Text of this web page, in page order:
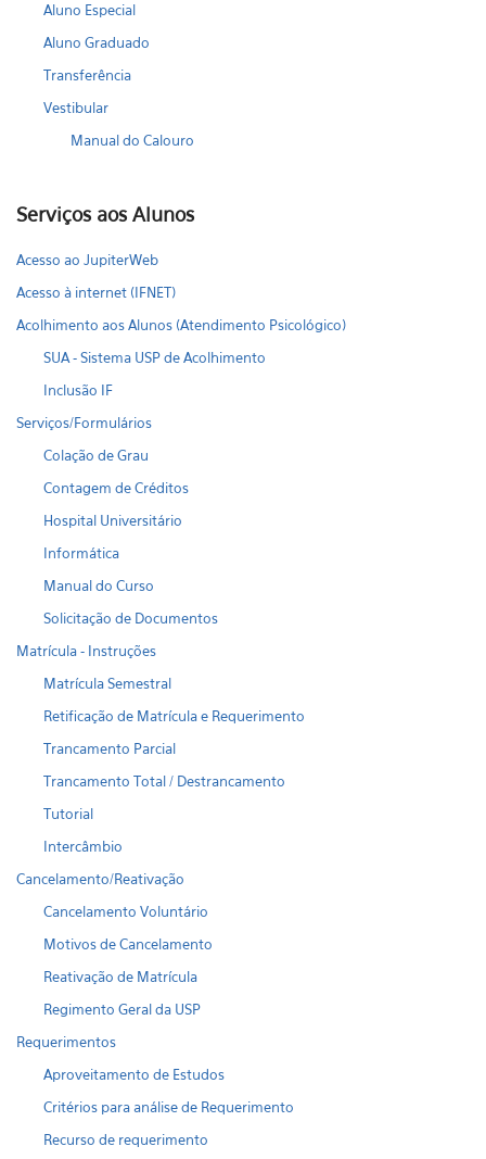
Aluno Especial
Aluno Graduado
Transferência
Vestibular
Manual do Calouro
Serviços aos Alunos
Acesso ao JupiterWeb
Acesso à internet (IFNET)
Acolhimento aos Alunos (Atendimento Psicológico)
SUA - Sistema USP de Acolhimento
Inclusão IF
Serviços/Formulários
Colação de Grau
Contagem de Créditos
Hospital Universitário
Informática
Manual do Curso
Solicitação de Documentos
Matrícula - Instruções
Matrícula Semestral
Retificação de Matrícula e Requerimento
Trancamento Parcial
Trancamento Total / Destrancamento
Tutorial
Intercâmbio
Cancelamento/Reativação
Cancelamento Voluntário
Motivos de Cancelamento
Reativação de Matrícula
Regimento Geral da USP
Requerimentos
Aproveitamento de Estudos
Critérios para análise de Requerimento
Recurso de requerimento